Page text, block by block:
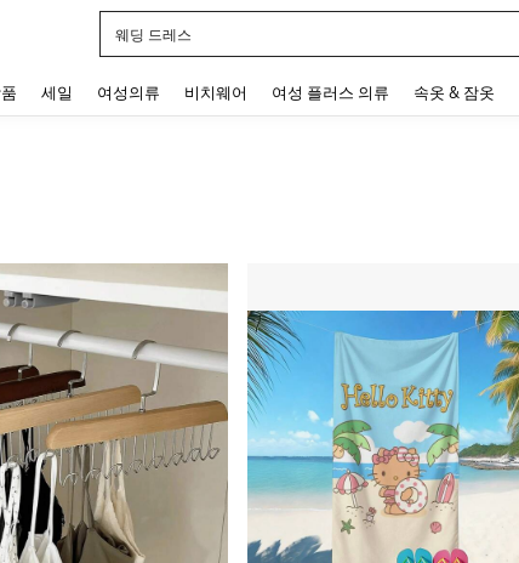
블랙 드레스
세일 여성의류 비치웨어 여성 플러스 의류 속옷 & 잠옷